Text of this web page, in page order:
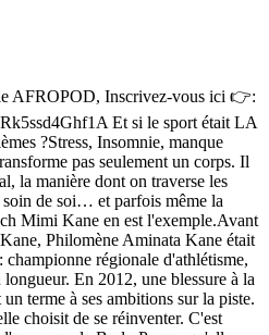
AFROPOD, Inscrivez-vous ici 👉:
Et si le sport était LA
?Stress, Insomnie, manque
pas seulement un corps. Il
la manière dont on traverse les
soin de soi… et parfois même la
Mimi Kane en est l'exemple.Avant
Philomène Aminata Kane était
championne régionale d'athlétisme,
longueur. En 2012, une blessure à la
terme à ses ambitions sur la piste.
choisit de se réinventer. C'est